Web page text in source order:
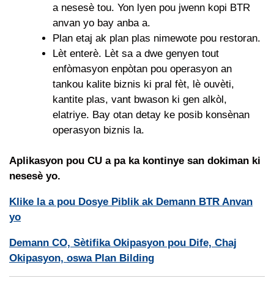
a nesesè tou. Yon lyen pou jwenn kopi BTR
anvan yo bay anba a.
Plan etaj ak plan plas nimewote pou restoran.
Lèt enterè. Lèt sa a dwe genyen tout
enfòmasyon enpòtan pou operasyon an
tankou kalite biznis ki pral fèt, lè ouvèti,
kantite plas, vant bwason ki gen alkòl,
elatriye. Bay otan detay ke posib konsènan
operasyon biznis la.
Aplikasyon pou CU a pa ka kontinye san dokiman ki
nesesè yo.
Klike la a pou Dosye Piblik ak Demann BTR Anvan
yo
Demann CO, Sètifika Okipasyon pou Dife, Chaj
Okipasyon, oswa Plan Bilding